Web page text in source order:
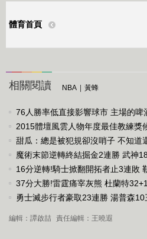
體育首頁
相關閱讀 NBA 黃蜂
76人勝率低直接影響球市 主場的啤
2015體壇風雲人物年度最佳教練獎
甜瓜：總是被犯規卻沒哨子 不知道
魔術末節逆轉終結掘金2連勝 武神
16分逆轉!騎士掀翻開拓者止3連敗
37分大勝!雷霆痛宰灰熊 杜蘭特
勇士滅步行者豪取23連勝 湯普森10
編輯：譚啟喆 責任編輯：王曉遐